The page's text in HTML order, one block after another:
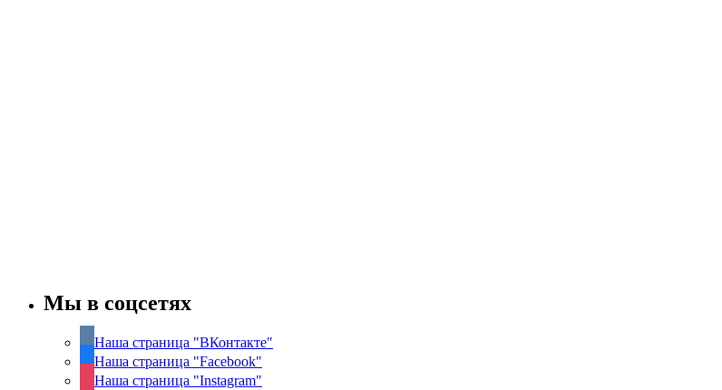
Мы в соцсетях
Наша страница "ВКонтакте"
Наша страница "Facebook"
Наша страница "Instagram"